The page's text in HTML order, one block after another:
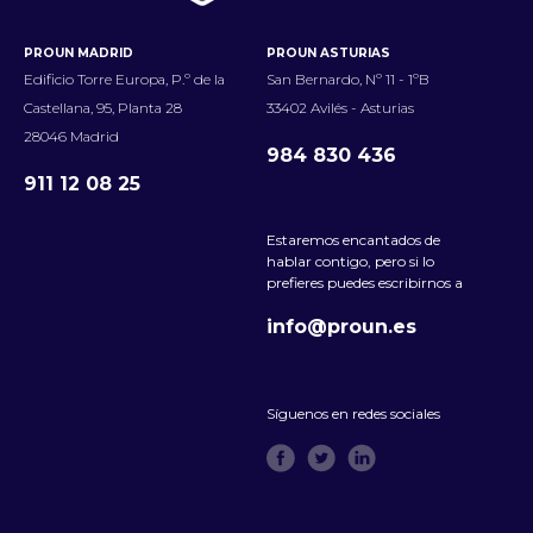
PROUN MADRID
Edificio Torre Europa, P.º de la
Castellana, 95, Planta 28
28046 Madrid
911 12 08 25
PROUN ASTURIAS
San Bernardo, Nº 11 - 1ºB
33402 Avilés - Asturias
984 830 436
Estaremos encantados de
hablar contigo, pero si lo
prefieres puedes escribirnos a
info@proun.es
Síguenos en redes sociales